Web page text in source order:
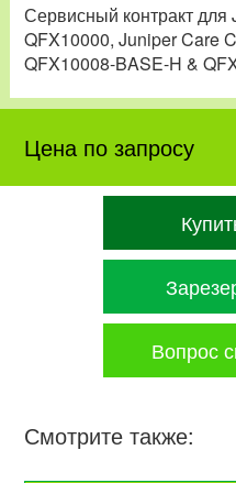
Сервисный контракт
QFX10000, Juniper Care
QFX10008-BASE-H &
Цена по запросу
Вопрос
Смотрите также: